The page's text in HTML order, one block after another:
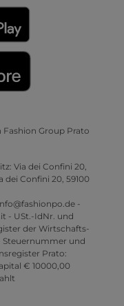
Fashion Group Prato
Via dei Confini 20,
dei Confini 20, 59100
-
- USt.-IdNr. und
der Wirtschafts-
Steuernummer und
Prato:
€ 10000,00